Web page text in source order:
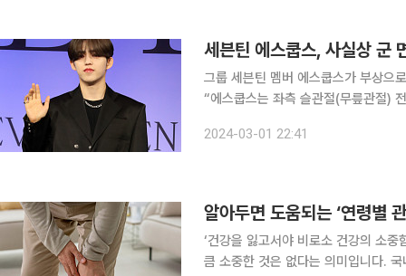
세븐틴 에스쿱스, 사실상 군
그룹 세븐틴 멤버 에스쿱스가 부상으로 군 면제 판정을
“에스쿱스는 좌측 슬관절(무릎관절)
료를 받았다”라며 “이에 따라 에스쿱
2024-03-01 22:41
알아두면 도움되는 ‘연령별
‘건강을 잃고서야 비로소 건강의 소
큼 소중한 것은 없다는 의미입니다.